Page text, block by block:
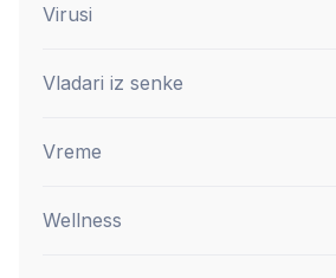
Virusi
Vladari iz senke
Vreme
Wellness